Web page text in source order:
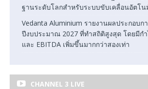
ฐานระดับโลกสำหรับระบบขับเคลื่อนอัตโน
Vedanta Aluminium รายงานผลประกอบก
ปีงบประมาณ 2027 ที่ทำสถิติสูงสุด โดยมีก
และ EBITDA เพิ่มขึ้นมากกว่าสองเท่า
CHANNEL 3 LIVE